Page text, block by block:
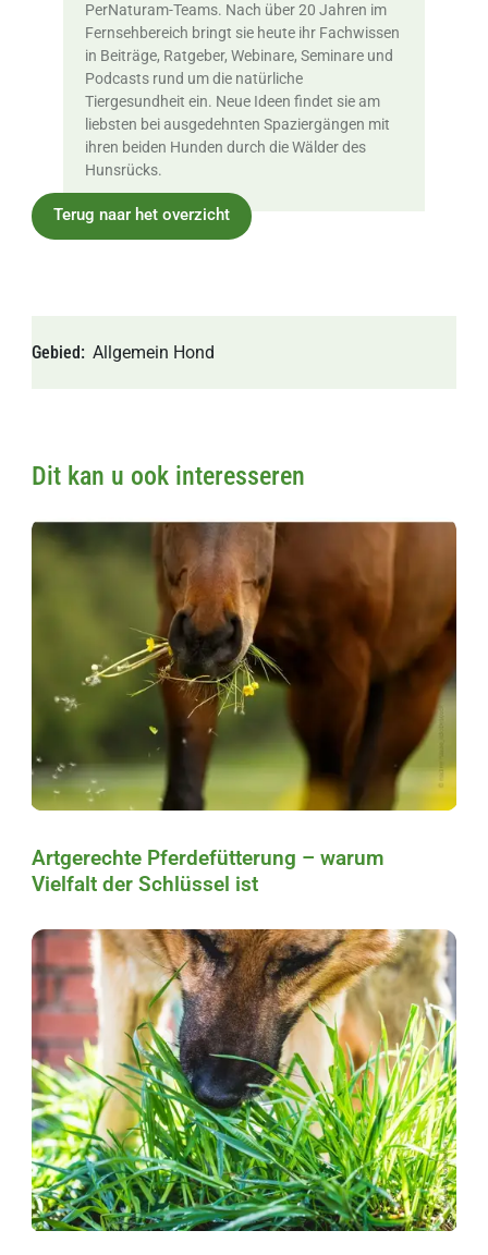
PerNaturam-Teams. Nach über 20 Jahren im
Fernsehbereich bringt sie heute ihr Fachwissen
in Beiträge, Ratgeber, Webinare, Seminare und
Podcasts rund um die natürliche
Tiergesundheit ein. Neue Ideen findet sie am
liebsten bei ausgedehnten Spaziergängen mit
ihren beiden Hunden durch die Wälder des
Hunsrücks.
Gebied Allgemein Hond
Dit kan u ook interesseren
Artgerechte Pferdefütterung – warum
Vielfalt der Schlüssel ist
Terug naar het overzicht